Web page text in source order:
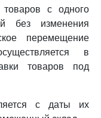
с одного
без изменения
перемещение
в
товаров под
с даты их